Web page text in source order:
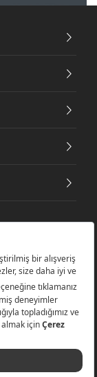
- Tüm hakları